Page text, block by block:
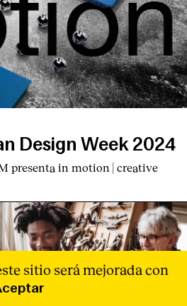
Design Week 2024
presenta in motion | creative
sitio será mejorada con